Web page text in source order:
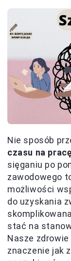
Nie sposób
czasu na
sięganiu po
zawodowego
możliwości
do uzyskania
stać na
Nasze
znaczenie jak